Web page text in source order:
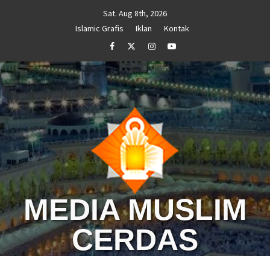
Sat. Aug 8th, 2026
Islamic Grafis
Iklan
Kontak
FacebookTwitterInstagramYoutube
MEDIA MUSLIM
CERDAS